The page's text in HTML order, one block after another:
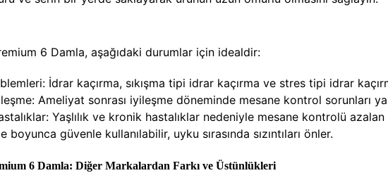
6 Damla, aşağıdaki durumlar için idealdir:
İdrar kaçırma, sıkışma tipi idrar kaçırma ve stres tipi idrar
Ameliyat sonrası iyileşme döneminde mesane kontrol sorunları
Yaşlılık ve kronik hastalıklar nedeniyle mesane kontrolü
boyunca güvenle kullanılabilir, uyku sırasında sızıntıları önler.
6 Damla: Diğer Markalardan Farkı ve Üstünlükleri